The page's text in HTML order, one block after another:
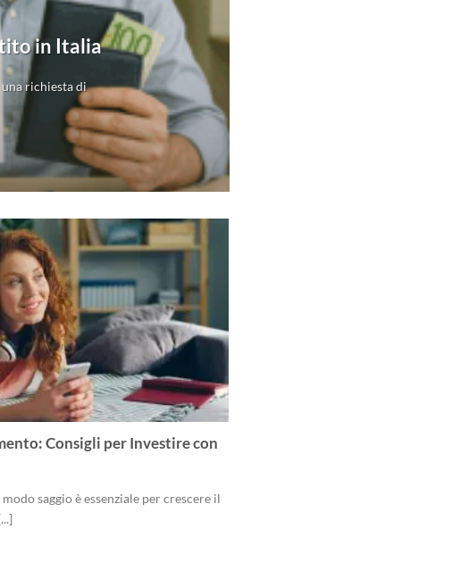
in Italia
richiesta di
Consigli per Investire con
saggio è essenziale per crescere il